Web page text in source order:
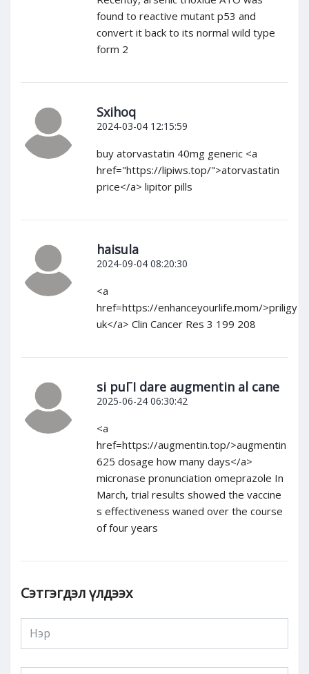
found to reactive mutant p53 and
convert it back to its normal wild type
form 2
Sxihoq
2024-03-04 12:15:59
buy atorvastatin 40mg generic <a
href="https://lipiws.top/">atorvastatin
price</a> lipitor pills
haisula
2024-09-04 08:20:30
<a
href=https://enhanceyourlife.mom/>priligy
uk</a> Clin Cancer Res 3 199 208
si puГІ dare augmentin al cane
2025-06-24 06:30:42
<a
href=https://augmentin.top/>augmentin
625 dosage how many days</a>
micronase pronunciation omeprazole In
March, trial results showed the vaccine
s effectiveness waned over the course
of four years
Сэтгэгдэл үлдээх